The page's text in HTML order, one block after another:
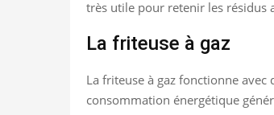
très utile pour retenir les résidus
La friteuse à gaz
La friteuse à gaz fonctionne
consommation énergétique